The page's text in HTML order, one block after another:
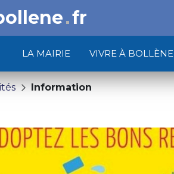
LA MAIRIE VIVRE À BOLLÈNE
fr
Information